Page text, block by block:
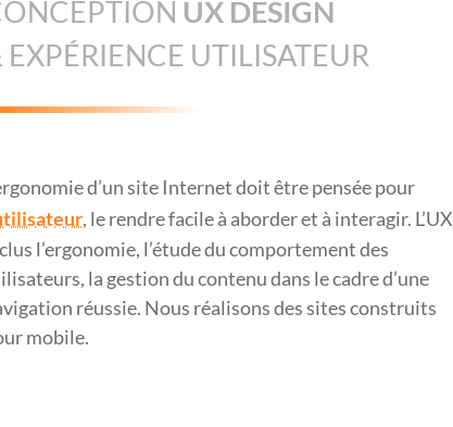
UX DESIGN
EXPÉRIENCE UTILISATEUR
d’un site Internet doit être pensée pour
, le rendre facile à aborder et à interagir. L’UX
l’ergonomie, l’étude du comportement des
la gestion du contenu dans le cadre d’une
réussie. Nous réalisons des sites construits
mobile.